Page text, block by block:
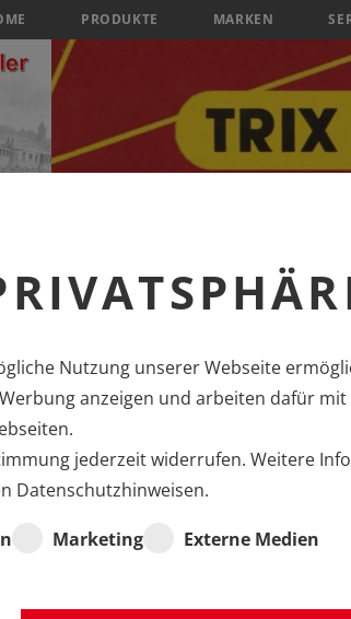
Nutzung unserer Webseite
anzeigen und arbeiten dafür
jederzeit widerrufen. Weitere
Datenschutzhinweisen.
Marketing Externe Medien
PRODUKTE MARKEN